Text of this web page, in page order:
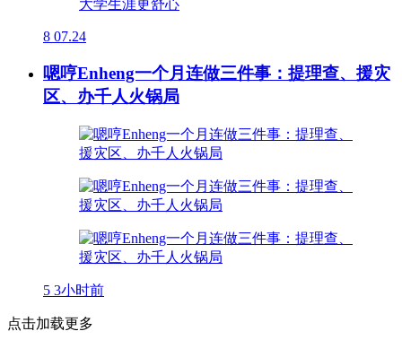
8 07.24
嗯哼Enheng一个月连做三件事：提理查、援灾
区、办千人火锅局
5 3小时前
点击加载更多